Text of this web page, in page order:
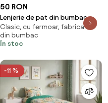
50 RON
Lenjerie de pat din bumbac
Renforce KAYLIN cu model
Dimensiune lenjerie de pat: 80 x
80 cm | 135 x 200 cm
Clasic, cu fermoar, fabricată
din bumbac
În stoc
-11 %